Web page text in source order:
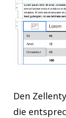
Den
die